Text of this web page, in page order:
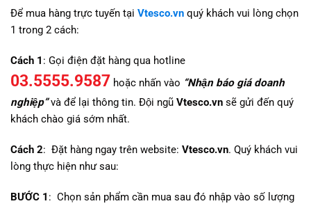
Để mua hàng trực tuyến tại Vtesco.vn quý khách vui lòng chọn
1 trong 2 cách:
Cách 1 : Gọi điện đặt hàng qua hotline
03.5555.9587 hoặc nhấn vào “Nhận báo giá doanh
nghiệp”và để lại thông tin. Đội ngũ Vtesco.vn sẽ gửi đến quý
khách chào giá sớm nhất.
Cách 2: Đặt hàng ngay trên website: Vtesco.vn. Quý khách vui
lòng thực hiện như sau:
BƯỚC 1 : Chọn sản phẩm cần mua sau đó nhập vào số lượng